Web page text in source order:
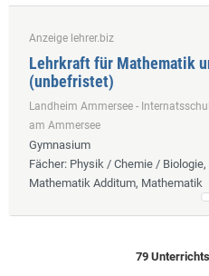
Anzeige lehrer.biz
Lehrkraft für Mathematik
(unbefristet)
Landheim Ammersee -
am Ammersee
Gymnasium
Fächer: Physik / Chemie /
Mathematik Additum, Mathematik
79